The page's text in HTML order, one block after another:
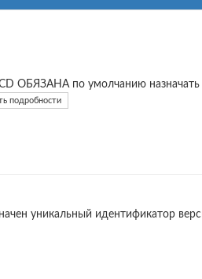
CD ОБЯЗАНА по умолчанию назначать
подробности
уникальный идентификатор